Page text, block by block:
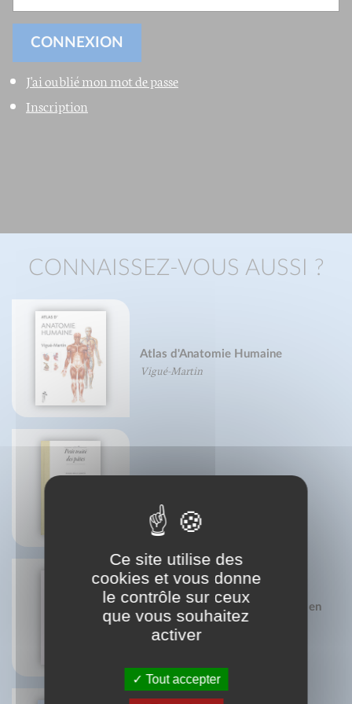
J'ai oublié mon mot de passe
Inscription
CONNAISSEZ-VOUS AUSSI ?
Atlas d'Anatomie Humaine
Vigué-Martin
Manuel pratique d'acupuncture en
obstétrique
Augusta Guiraud-Sobral
Ce site utilise des
cookies et vous donne
le contrôle sur ceux
que vous souhaitez
activer
Tout accepter